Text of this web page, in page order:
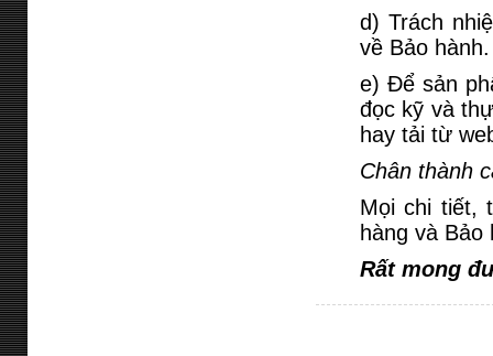
d) Trách
về Bảo hành.
e) Để sản
đọc kỹ và
hay tải từ
Chân thành
Mọi chi tiết,
hàng và
Rất mong